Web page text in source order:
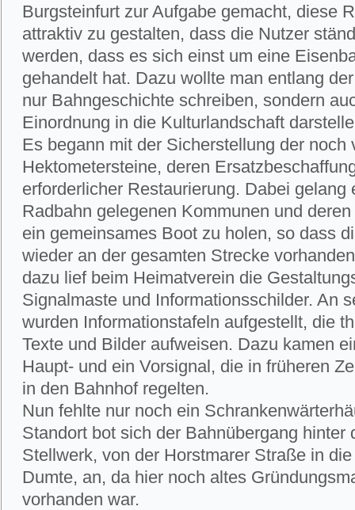
Burgsteinfurt zur Aufgabe gemacht, diese
attraktiv zu gestalten, dass die Nutzer
werden, dass es sich einst um eine
gehandelt hat. Dazu wollte man entlang
nur Bahngeschichte schreiben, sondern
Einordnung in die Kulturlandschaft
Es begann mit der Sicherstellung der noch
Hektometersteine, deren
erforderlicher Restaurierung. Dabei gelang
Radbahn gelegenen Kommunen und
ein gemeinsames Boot zu holen, so dass
wieder an der gesamten Strecke
dazu lief beim Heimatverein die
Signalmaste und Informationsschilder. An
wurden Informationstafeln aufgestellt, die
Texte und Bilder aufweisen. Dazu kamen
Haupt- und ein Vorsignal, die in früheren
in den Bahnhof regelten.
Nun fehlte nur noch ein
Standort bot sich der Bahnübergang hinter
Stellwerk, von der Horstmarer Straße in
Dumte, an, da hier noch altes
vorhanden war.